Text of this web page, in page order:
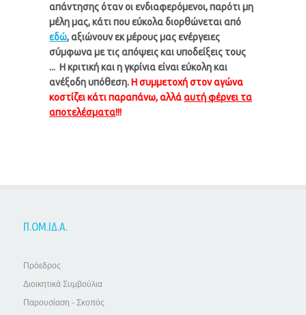
απάντησης όταν οι ενδιαφερόμενοι, παρότι μη
μέλη μας, κάτι που εύκολα διορθώνεται από
εδώ, αξιώνουν εκ μέρους μας ενέργειες
σύμφωνα με τις απόψεις και υποδείξεις τους
... Η κριτική και η γκρίνια είναι εύκολη και
ανέξοδη υπόθεση.Η συμμετοχή στον αγώνα
κοστίζει κάτι παραπάνω, αλλάαυτή φέρνει τα
αποτελέσματα!!!
Π.ΟΜ.ΙΔ.Α.
Πρόεδρος
Διοικητικά Συμβούλια
Παρουσίαση - Σκοπός